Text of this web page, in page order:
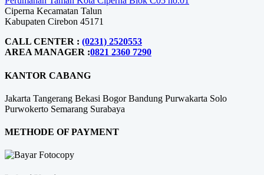
Ciperna Kecamatan Talun
Kabupaten Cirebon 45171
CALL CENTER : (0231) 2520553
AREA MANAGER :0821 2360 7290
KANTOR CABANG
Jakarta Tangerang Bekasi BogorBandung Purwakarta Solo
Purwokerto Semarang Surabaya
METHODE OF PAYMENT